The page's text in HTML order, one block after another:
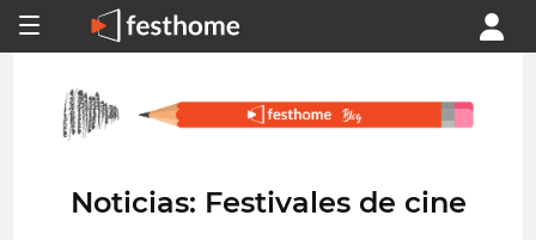
Noticias: Festivales de cine